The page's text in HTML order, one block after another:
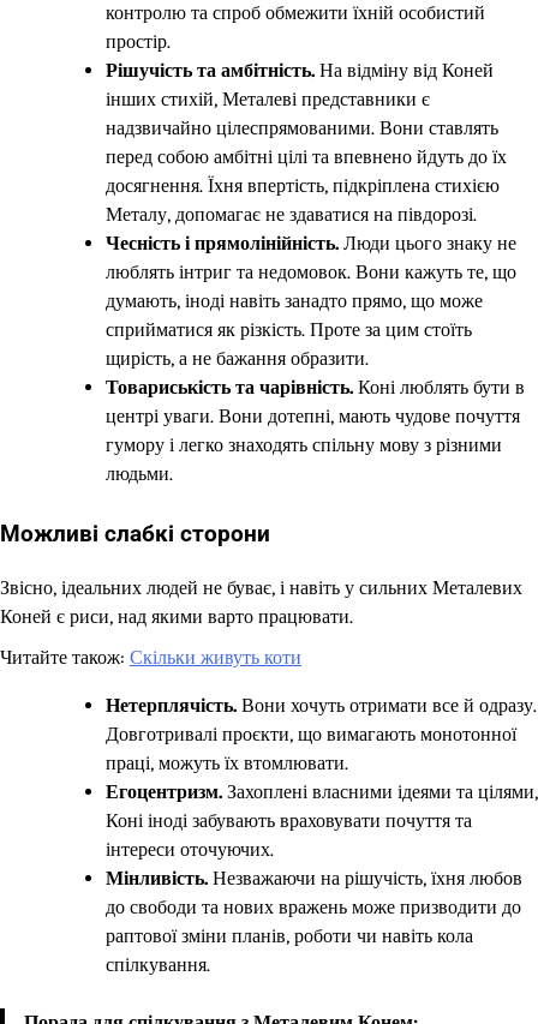
контролю та спроб обмежити їхній особистий
простір.
Рішучість та амбітність. На відміну від Коней
інших стихій, Металеві представники є
надзвичайно цілеспрямованими. Вони ставлять
перед собою амбітні цілі та впевнено йдуть до їх
досягнення. Їхня впертість, підкріплена стихією
Металу, допомагає не здаватися на півдорозі.
Чесність і прямолінійність. Люди цього знаку не
люблять інтриг та недомовок. Вони кажуть те, що
думають, іноді навіть занадто прямо, що може
сприйматися як різкість. Проте за цим стоїть
щирість, а не бажання образити.
Товариськість та чарівність. Коні люблять бути в
центрі уваги. Вони дотепні, мають чудове почуття
гумору і легко знаходять спільну мову з різними
людьми.
Можливі слабкі сторони
Звісно, ідеальних людей не буває, і навіть у сильних Металевих
Коней є риси, над якими варто працювати.
Читайте також: Скільки живуть коти
Нетерплячість. Вони хочуть отримати все й одразу.
Довготривалі проєкти, що вимагають монотонної
праці, можуть їх втомлювати.
Егоцентризм. Захоплені власними ідеями та цілями,
Коні іноді забувають враховувати почуття та
інтереси оточуючих.
Мінливість. Незважаючи на рішучість, їхня любов
до свободи та нових вражень може призводити до
раптової зміни планів, роботи чи навіть кола
спілкування.